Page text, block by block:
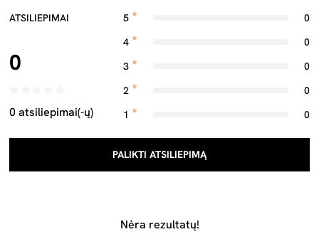
ATSILIEPIMAI
0
0 atsiliepimai(-ų)
5
0
4
0
3
0
2
0
1
0
PALIKTI ATSILIEPIMĄ
Nėra rezultatų!